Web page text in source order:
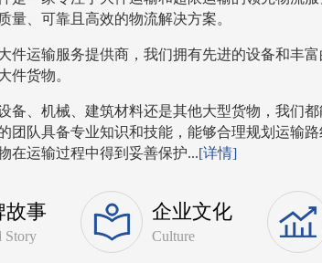
量、可靠且高效的物流解决方案。
件运输服务提供商，我们拥有先进的设备和丰
件货物。
备、机械、建筑材料还是其他大型货物，我们
团队具备专业知识和技能，能够合理规划运输
在运输过程中得到妥善保护...[详情]
故事
Story
企业文化
Culture